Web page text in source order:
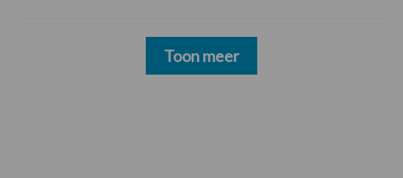
Toon meer